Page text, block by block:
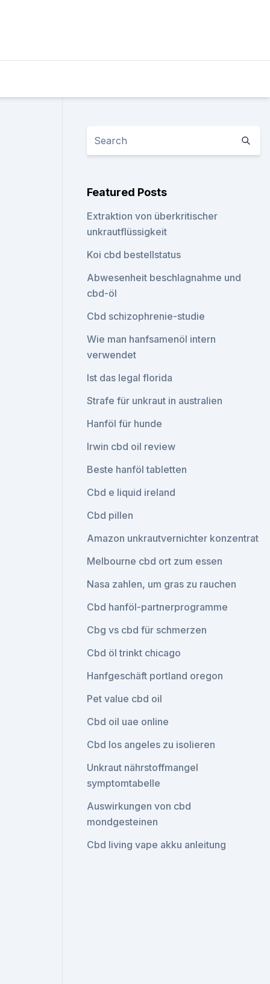
Featured Posts
Extraktion von überkritischer
unkrautflüssigkeit
Koi cbd bestellstatus
Abwesenheit beschlagnahme und
cbd-öl
Cbd schizophrenie-studie
Wie man hanfsamenöl intern
verwendet
Ist das legal florida
Strafe für unkraut in australien
Hanföl für hunde
Irwin cbd oil review
Beste hanföl tabletten
Cbd e liquid ireland
Cbd pillen
Amazon unkrautvernichter konzentrat
Melbourne cbd ort zum essen
Nasa zahlen, um gras zu rauchen
Cbd hanföl-partnerprogramme
Cbg vs cbd für schmerzen
Cbd öl trinkt chicago
Hanfgeschäft portland oregon
Pet value cbd oil
Cbd oil uae online
Cbd los angeles zu isolieren
Unkraut nährstoffmangel
symptomtabelle
Auswirkungen von cbd
mondgesteinen
Cbd living vape akku anleitung